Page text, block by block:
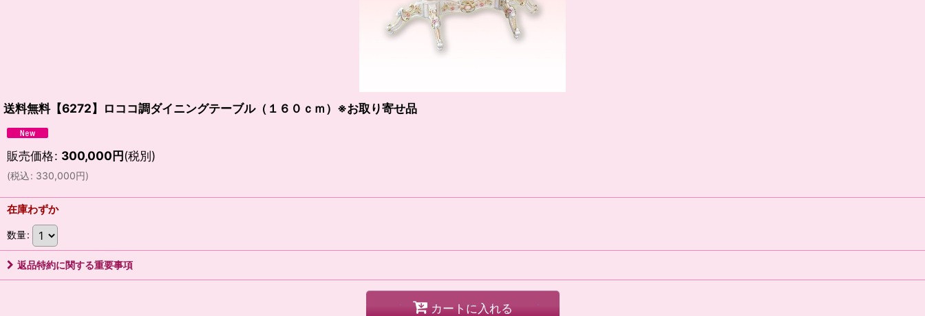
送料無料【6272】ロココ調ダイニングテーブル（１６０ｃｍ）※お取り寄せ品
販売価格: 300,000円(税別)
(税込: 330,000円)
在庫わずか
数量:
返品特約に関する重要事項
カートに入れる